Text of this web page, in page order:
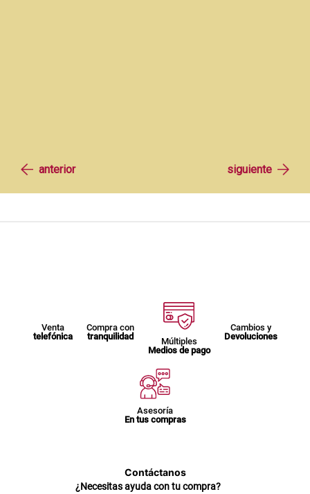
Venta
telefónica
Compra con
tranquilidad
Múltiples
Medios de pago
Cambios y
Devoluciones
Asesoría
En tus compras
Contáctanos
¿Necesitas ayuda con tu compra?